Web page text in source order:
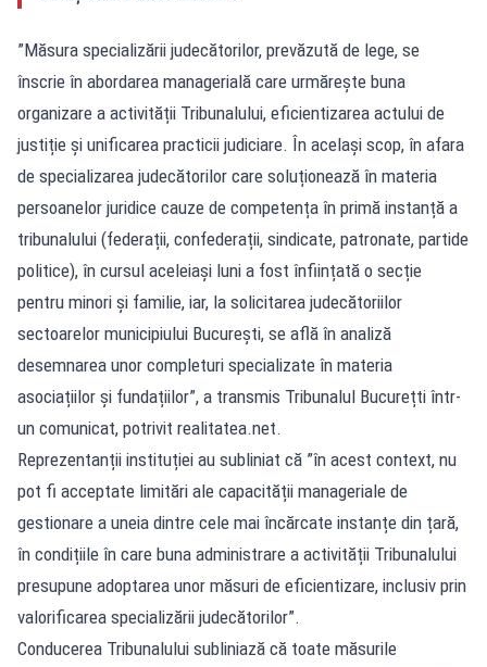
”Măsura specializării judecătorilor, prevăzută de lege, se
înscrie în abordarea managerială care urmărește buna
organizare a activității Tribunalului, eficientizarea actului de
justiție și unificarea practicii judiciare. În același scop, în afara
de specializarea judecătorilor care soluționează în materia
persoanelor juridice cauze de competența în primă instanță a
tribunalului (federații, confederații, sindicate, patronate, partide
politice), în cursul aceleiași luni a fost înființată o secție
pentru minori și familie, iar, la solicitarea judecătoriilor
sectoarelor municipiului București, se află în analiză
desemnarea unor completuri specializate în materia
asociațiilor și fundațiilor”, a transmis Tribunalul Bucurețti într-
un comunicat, potrivit realitatea.net.
Reprezentanții instituției au subliniat că ”în acest context, nu
pot fi acceptate limitări ale capacității manageriale de
gestionare a uneia dintre cele mai încărcate instanțe din țară,
în condițiile în care buna administrare a activității Tribunalului
presupune adoptarea unor măsuri de eficientizare, inclusiv prin
valorificarea specializării judecătorilor”.
Conducerea Tribunalului subliniază că toate măsurile